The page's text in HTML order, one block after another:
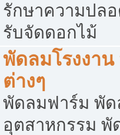
รักษาความปล
รับจัดดอกไม้
พัดลมโรงงา
ต่างๆ
พัดลมฟาร์ม พัด
อุตสาหกรรม